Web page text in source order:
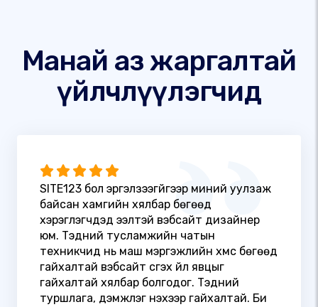
Манай аз жаргалтай
үйлчлүүлэгчид
SITE123 бол эргэлзээгүйгээр миний уулзаж
байсан хамгийн хялбар бөгөөд
хэрэглэгчдэд ээлтэй вэбсайт дизайнер
юм. Тэдний тусламжийн чатын
техникчид нь маш мэргэжлийн хүмүүс бөгөөд
гайхалтай вэбсайт үүсгэх үйл явцыг
гайхалтай хялбар болгодог. Тэдний
туршлага, дэмжлэг үнэхээр гайхалтай. Би